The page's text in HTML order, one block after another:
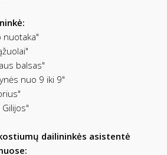
nuotaka"
balsas"
nuo 9 iki 9"
dailininkės asistentė